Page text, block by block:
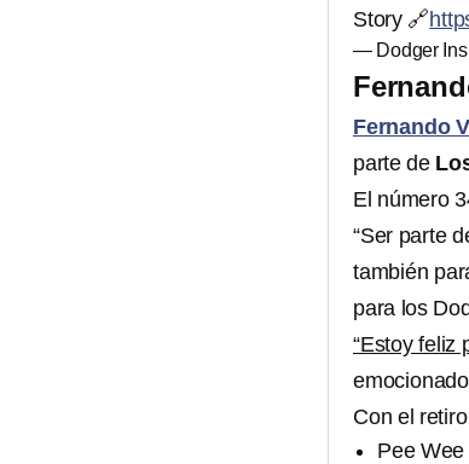
Story 🔗
— Dodger
Fernando
parte de
El número
“Ser parte
también
para los
“Estoy feliz
Con el
Pee